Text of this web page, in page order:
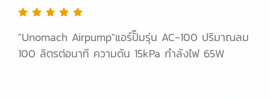
"Unomach Airpump"แอร์ปั๊มรุ่น AC-100 ปริมาณลม
100 ลิตรต่อนาที ความดัน 15kPa กำลังไฟ 65W